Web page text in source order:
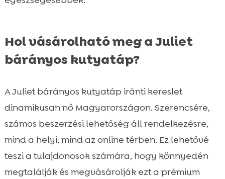
Hol vásárolható meg a Juliet
bárányos kutyatáp?
A Juliet bárányos kutyatáp iránti kereslet
dinamikusan nő Magyarországon. Szerencsére,
számos beszerzési lehetőség áll rendelkezésre,
mind a helyi, mind az online térben. Ez lehetővé
teszi a tulajdonosok számára, hogy könnyedén
megtalálják és megvásárolják ezt a prémium